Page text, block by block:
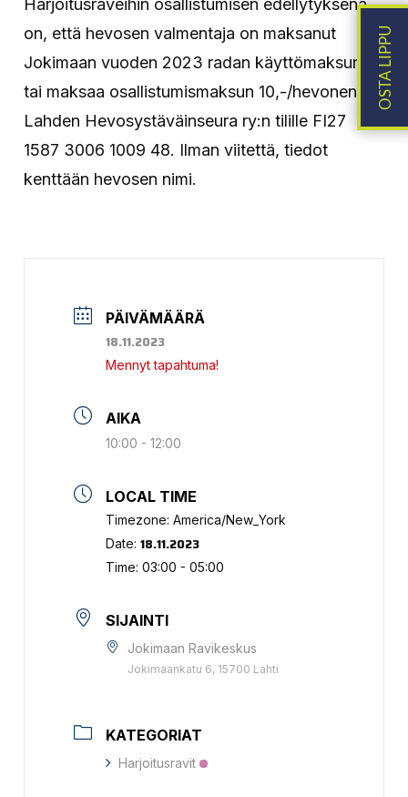
Harjoitusraveihin osallistumisen edellytyksenä
on, että hevosen valmentaja on maksanut
Jokimaan vuoden 2023 radan käyttömaksun
tai maksaa osallistumismaksun 10,-/hevonen
Lahden Hevosystäväinseura ry:n tilille FI27
1587 3006 1009 48. Ilman viitettä, tiedot
kenttään hevosen nimi.
PÄIVÄMÄÄRÄ
18.11.2023
Mennyt tapahtuma!
AIKA
10:00 - 12:00
LOCAL TIME
Timezone:America/New_York
Date:18.11.2023
Time:03:00 - 05:00
SIJAINTI
Jokimaan Ravikeskus
Jokimaankatu 6, 15700 Lahti
KATEGORIAT
Harjoitusravit